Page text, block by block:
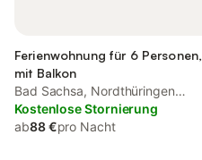
Ferienwohnung für 6 Personen,
mit Balkon
Bad Sachsa, Nordthüringen
(Deutschland)
Kostenlose Stornierung
ab88 €pro Nacht